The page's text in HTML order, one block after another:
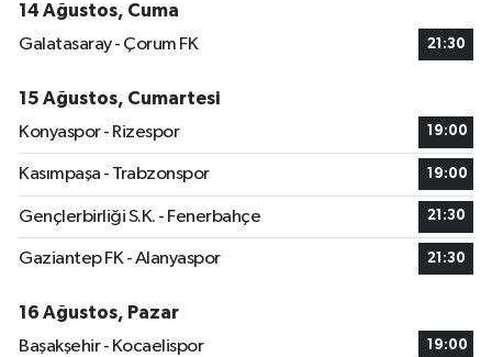
14 Ağustos, Cuma
Galatasaray - Çorum FK
21:30
15 Ağustos, Cumartesi
Konyaspor - Rizespor
19:00
Kasımpaşa - Trabzonspor 19:00
Gençlerbirliği S.K. - Fenerbahçe 21:30
Gaziantep FK - Alanyaspor 21:30
16 Ağustos, Pazar
Başakşehir - Kocaelispor
19:00